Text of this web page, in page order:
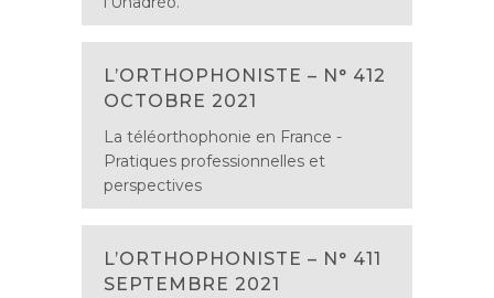
L’ORTHOPHONISTE – N° 412
OCTOBRE 2021
La téléorthophonie en France -
Pratiques professionnelles et
perspectives
L’ORTHOPHONISTE – N° 411
SEPTEMBRE 2021